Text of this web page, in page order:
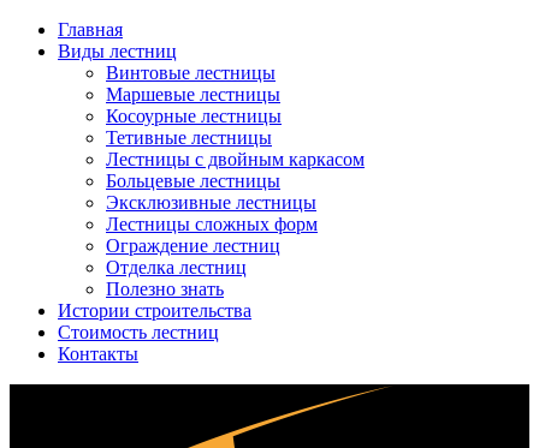
Главная
Виды лестниц
Винтовые лестницы
Маршевые лестницы
Косоурные лестницы
Тетивные лестницы
Лестницы с двойным каркасом
Больцевые лестницы
Эксклюзивные лестницы
Лестницы сложных форм
Ограждение лестниц
Отделка лестниц
Полезно знать
Истории строительства
Стоимость лестниц
Контакты